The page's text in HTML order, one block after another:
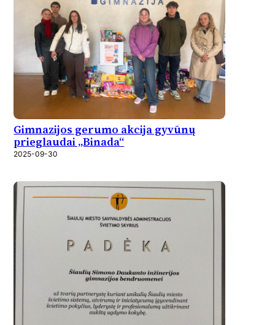
Gimnazijos gerumo akcija gyvūnų
prieglaudai „Binada“
2025-09-30